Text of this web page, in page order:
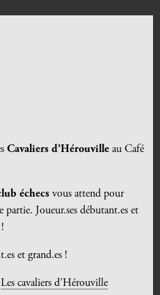
Cavaliers d’Hérouville au Café
échecs vous attend pour
Joueur.ses débutant.es et
et grand.es !
Les cavaliers d’Hérouville